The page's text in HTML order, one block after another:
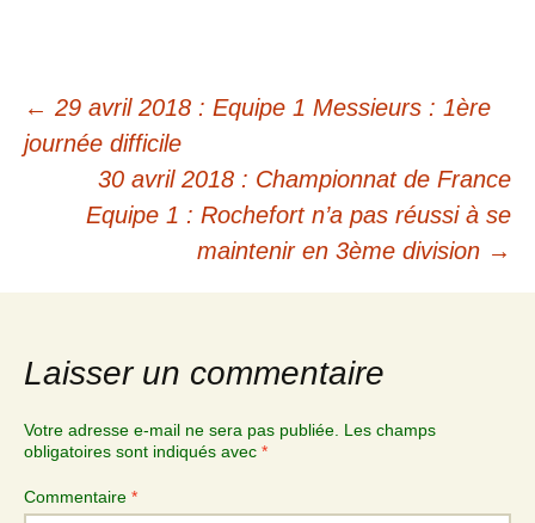
← 29 avril 2018 : Equipe 1 Messieurs : 1ère
journée difficile
30 avril 2018 : Championnat de France
Equipe 1 : Rochefort n’a pas réussi à se
maintenir en 3ème division →
Laisser un commentaire
Votre adresse e-mail ne sera pas publiée. Les champs
obligatoires sont indiqués avec *
Commentaire *